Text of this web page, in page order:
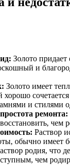
Золото придает
и
Золото имеет
хорошо
и стилями
ремонта:
чем
Раствор
обычно имеет
родия, что
чем